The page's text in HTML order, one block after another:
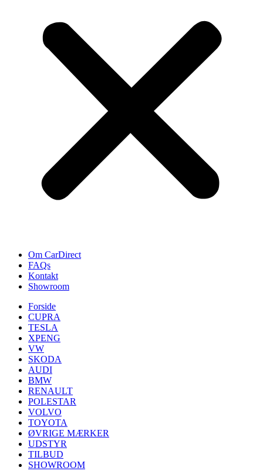
Om CarDirect
FAQs
Kontakt
Showroom
Forside
CUPRA
TESLA
XPENG
VW
SKODA
AUDI
BMW
RENAULT
POLESTAR
VOLVO
TOYOTA
ØVRIGE MÆRKER
UDSTYR
TILBUD
SHOWROOM